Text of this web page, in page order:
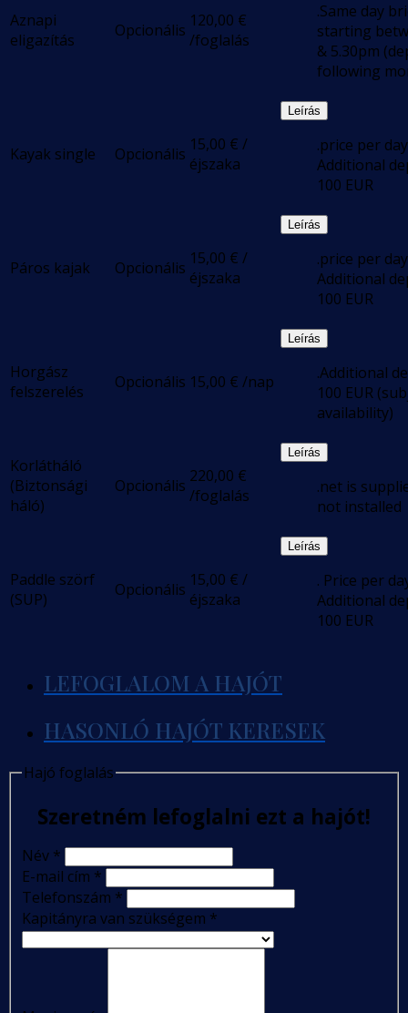
Aznapi
eligazítás
Opcionális 120,00 €
/foglalás
.Same day
starting
& 5.30pm
following
Kayak single Opcionális 15,00 € /
éjszaka
Leírás
.price per
Additional
100 EUR
Páros kajak Opcionális 15,00 € /
éjszaka
Leírás
.price per
Additional
100 EUR
Horgász
felszerelés
Opcionális 15,00 € /nap
Leírás
.Additional
100 EUR
availability)
Korlátháló
(Biztonsági
háló)
Opcionális 220,00 €
/foglalás
Leírás
.net is
not installed
Paddle szörf
(SUP)
Opcionális 15,00 € /
éjszaka
Leírás
. Price per
Additional
100 EUR
LEFOGLALOM A HAJÓT
HASONLÓ HAJÓT KERESEK
Hajó foglalás
Szeretném lefoglalni ezt a hajót!
Név *
E-mail cím *
Telefonszám *
Kapitányra van szükségem *